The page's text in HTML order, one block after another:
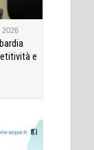
2026
e